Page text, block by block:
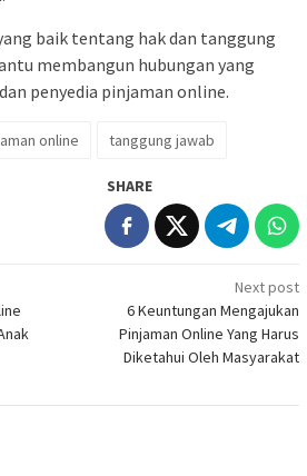
baik tentang hak dan tanggung
membangun hubungan yang
penyedia pinjaman online.
online tanggung jawab
SHARE
Next post
6 Keuntungan Mengajukan
Pinjaman Online Yang Harus
Diketahui Oleh Masyarakat